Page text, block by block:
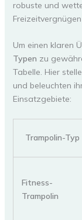
robuste und
Um einen klaren
Typen zu
Tabelle. Hier
und beleuchten
Einsatzgebiete:
Trampolin-Typ
Fitness-
Trampolin